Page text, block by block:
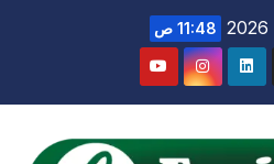
11:48 ص